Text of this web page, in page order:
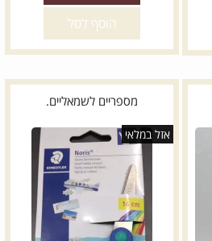
הוסף לסל
מספריים לשמאליים.
אזל במלאי